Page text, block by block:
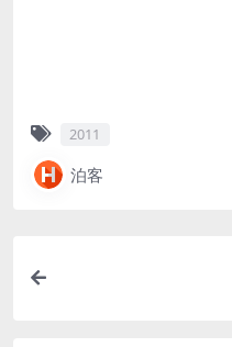
2011
泊客